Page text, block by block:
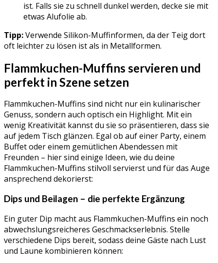
ist. Falls sie zu schnell dunkel werden, decke sie mit
etwas Alufolie ab.
Tipp:Verwende Silikon-Muffinformen, da der Teig dort
oft leichter zu lösen ist als in Metallformen.
Flammkuchen-Muffins servieren und
perfekt in Szene setzen
Flammkuchen-Muffins sind nicht nur ein kulinarischer
Genuss, sondern auch optisch ein Highlight. Mit ein
wenig Kreativität kannst du sie so präsentieren, dass sie
auf jedem Tisch glänzen. Egal ob auf einer Party, einem
Buffet oder einem gemütlichen Abendessen mit
Freunden – hier sind einige Ideen, wie du deine
Flammkuchen-Muffins stilvoll servierst und für das Auge
ansprechend dekorierst:
Dips und Beilagen – die perfekte Ergänzung
Ein guter Dip macht aus Flammkuchen-Muffins ein noch
abwechslungsreicheres Geschmackserlebnis. Stelle
verschiedene Dips bereit, sodass deine Gäste nach Lust
und Laune kombinieren können: